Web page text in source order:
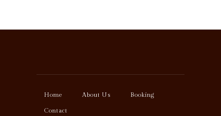
Home About Us Booking
Contact